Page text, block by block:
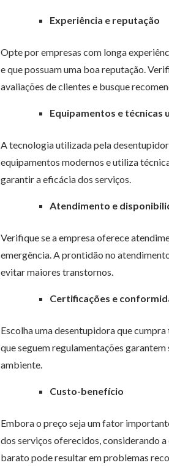
Experiência e reputação
Opte por empresas com longa
e que possuam uma boa reputação.
avaliações de clientes e busque
Equipamentos e técnicas
A tecnologia utilizada pela
equipamentos modernos e utiliza
garantir a eficácia dos serviços.
Atendimento e
Verifique se a empresa oferece
emergência. A prontidão no
evitar maiores transtornos.
Certificações e
Escolha uma desentupidora que
que seguem regulamentações
ambiente.
Custo-benefício
Embora o preço seja um fator
dos serviços oferecidos, considerando
barato pode resultar em problemas